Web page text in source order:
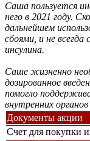
Саша пользуется
него в 2021 году.
дальнейшем
сбоями, и не всегда
инсулина.
Саше жизненно
дозированное
помогло
внутренних
Документы акции
Счет для покупки